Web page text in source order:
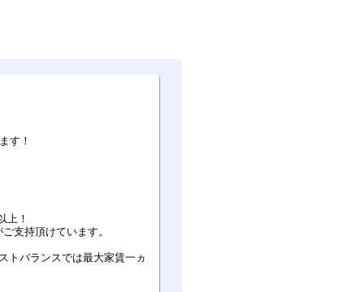
す！
上！
支持頂けています。
トバランスでは最大家賃一ヵ